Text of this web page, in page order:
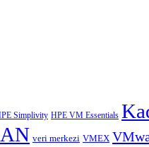
Simplivity HPE VM Essentials
veri merkezi VMEX